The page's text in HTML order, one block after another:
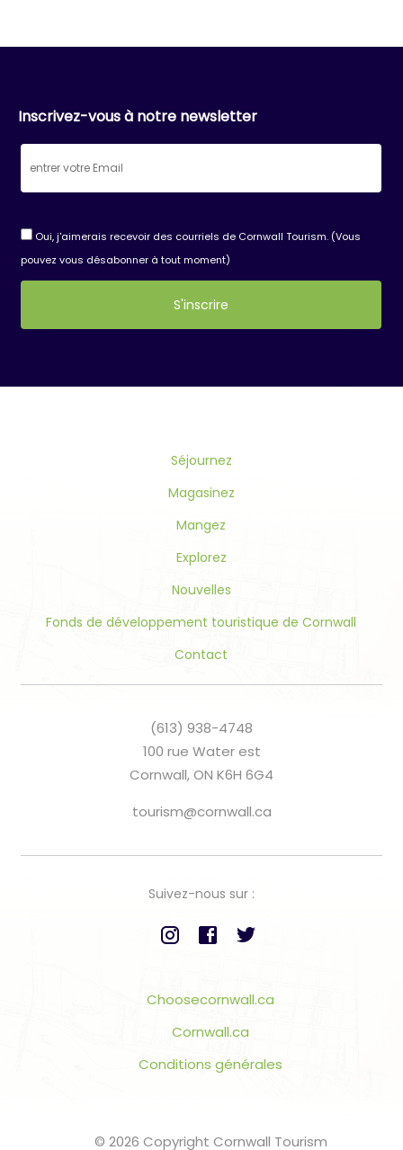
Inscrivez-vous à notre newsletter
Oui, j'aimerais recevoir des courriels de Cornwall Tourism. (Vous
pouvez vous désabonner à tout moment)
Use.
Séjournez
Magasinez
Mangez
Explorez
Nouvelles
Fonds de développement touristique de Cornwall
Contact
(613) 938-4748
100 rue Water est
Cornwall, ON K6H 6G4
tourism@cornwall.ca
Suivez-nous sur :
Choosecornwall.ca
Cornwall.ca
Conditions générales
© 2026 Copyright Cornwall Tourism